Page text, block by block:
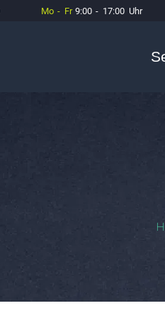
Mo - Fr 9:00 - 17:00 Uhr